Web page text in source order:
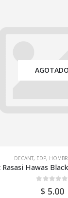
AGOTADO
DECANT, EDP,
out of 5
$ 5.00